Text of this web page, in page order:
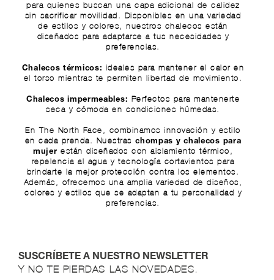
para quienes buscan una capa adicional de calidez
sin sacrificar movilidad. Disponibles en una variedad
de estilos y colores, nuestros chalecos están
diseñados para adaptarse a tus necesidades y
preferencias.
Chalecos térmicos:
ideales para mantener el calor en
el torso mientras te permiten libertad de movimiento.
Chalecos impermeables:
Perfectos para mantenerte
seca y cómoda en condiciones húmedas.
En The North Face, combinamos innovación y estilo
en cada prenda. Nuestraschompas y chalecos para
mujer están diseñados con aislamiento térmico,
repelencia al agua y tecnología cortavientos para
brindarte la mejor protección contra los elementos.
Además, ofrecemos una amplia variedad de diseños,
colores y estilos que se adaptan a tu personalidad y
preferencias.
SUSCRÍBETE A NUESTRO NEWSLETTER
Y NO TE PIERDAS LAS NOVEDADES.